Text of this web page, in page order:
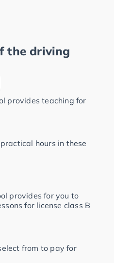
the driving
provides teaching for
hours in these
provides for you to
for license class B
from to pay for